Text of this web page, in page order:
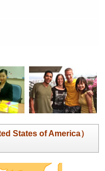
States of America）